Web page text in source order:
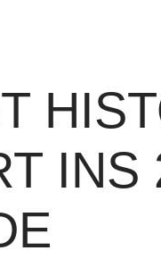
& Ergebnisse
INS